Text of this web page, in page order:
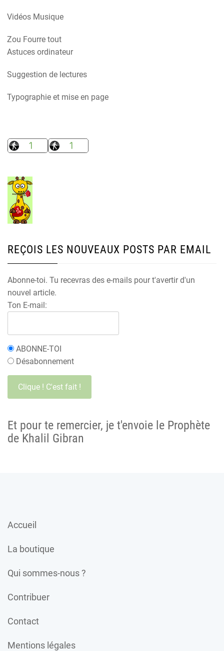
Vidéos Musique
Zou Fourre tout
Astuces ordinateur
Suggestion de lectures
Typographie et mise en page
REÇOIS LES NOUVEAUX POSTS PAR EMAIL
Abonne-toi. Tu recevras des e-mails pour t'avertir d'un
nouvel article.
Ton E-mail:
ABONNE-TOI
Désabonnement
Et pour te remercier, je t'envoie le Prophète
de Khalil Gibran
Accueil
La boutique
Qui sommes-nous ?
Contribuer
Contact
Mentions légales